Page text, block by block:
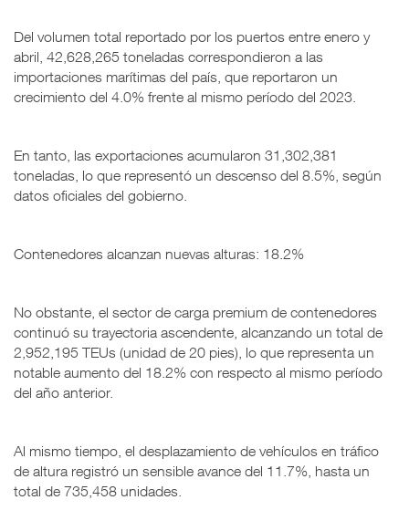
Del volumen total reportado por los puertos entre enero y
abril, 42,628,265 toneladas correspondieron a las
importaciones marítimas del país, que reportaron un
crecimiento del 4.0% frente al mismo período del 2023.
En tanto, las exportaciones acumularon 31,302,381
toneladas, lo que representó un descenso del 8.5%, según
datos oficiales del gobierno.
Contenedores alcanzan nuevas alturas: 18.2%
No obstante, el sector de carga premium de contenedores
continuó su trayectoria ascendente, alcanzando un total de
2,952,195 TEUs (unidad de 20 pies), lo que representa un
notable aumento del 18.2% con respecto al mismo período
del año anterior.
Al mismo tiempo, el desplazamiento de vehículos en tráfico
de altura registró un sensible avance del 11.7%, hasta un
total de 735,458 unidades.